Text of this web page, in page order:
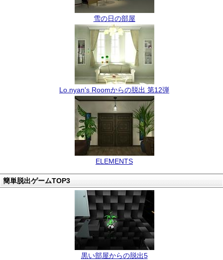
雪の日の部屋
Lo.nyan's Roomからの脱出 第12弾
ELEMENTS
簡単脱出ゲームTOP3
黒い部屋からの脱出5